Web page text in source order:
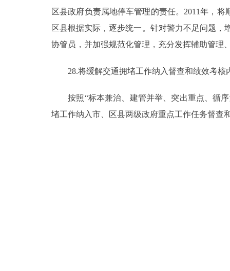
区县政府负责属地停车管理的责任。2011年，
区县根据实际，逐步统一。针对警力不足问题，
协管员，并加强规范化管理，充分发挥辅助管理
28.将缓解交通拥堵工作纳入督查和绩效考核
按照“标本兼治、建管并举、突出重点、循序
堵工作纳入市、区县两级政府重点工作任务督查